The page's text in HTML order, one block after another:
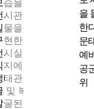
을
한
문
예
공
위
습을 담은 미디어파
시관은 46억 년 전 지
물을 전시한 공룡알
현한 4D 상영관 및
시실, 기증품 전시실
지에 따라 박제와 실
태관도 흥미롭다. 가
및 복원된 공룡 프레
굴된 육식공룡알둥지